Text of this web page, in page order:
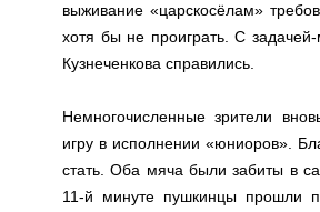
выживание «царскосёлам»
хотя бы не проиграть. С
Кузнеченкова справились.
Немногочисленные зрители
игру в исполнении «юниоров».
стать. Оба мяча были забиты в
11-й минуте пушкинцы прошли